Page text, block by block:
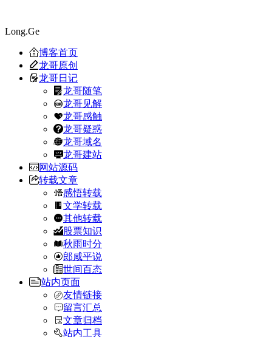
Long.Ge
博客首页
龙哥原创
龙哥日记
龙哥随笔
龙哥见解
龙哥感触
龙哥疑惑
龙哥域名
龙哥建站
网站源码
转载文章
感悟转载
文学转载
其他转载
股票知识
秋雨时分
郎咸平说
世间百态
站内页面
友情链接
留言汇总
文章归档
站内工具